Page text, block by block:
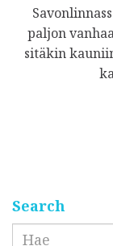
paljon
sitäkin
Search
Etsi